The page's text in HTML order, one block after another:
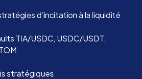
d'incitation à la liquidité
TIA/USDC, USDC/USDT,
stratégiques